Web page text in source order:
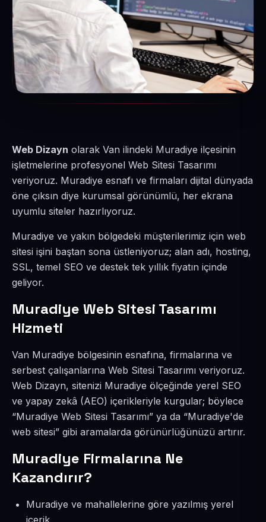
Web Dizayn olarak Van ilindeki Muradiye ilçesinin
işletmelerine profesyonel Web Sitesi Tasarımı
veriyoruz. Muradiye esnafı ve firmaları dijital dünyada
öne çıksın diye kurumsal görünümlü, her ekrana
uyumlu siteler hazırlıyoruz.
Muradiye ve yakın bölgedeki müşterilerimiz için web
sitesi işini baştan sona üstleniyoruz; alan adı, hosting,
SSL, temel SEO ve destek tek yıllık fiyatın içinde
geliyor.
Muradiye Web Sitesi Tasarımı
Hizmeti
Van Muradiye bölgesinin esnafına, firmalarına ve
serbest çalışanlarına Web Sitesi Tasarımı veriyoruz.
Web Dizayn, sitenizi Muradiye ölçeğinde yerel SEO
ve yapay zekâ (AEO) içerikleriyle kurgular; böylece
“Muradiye Web Sitesi Tasarımı” ya da “Muradiye'de
web sitesi” gibi aramalarda görünürlüğünüzü artırır.
Muradiye Firmalarına Ne
Kazandırır?
Muradiye ve mahallelerine göre yazılmış yerel
içerik